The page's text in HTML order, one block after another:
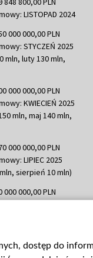
LISTOPAD 2024
000 000,00 PLN
STYCZEŃ 2025
mln, luty 130 mln,
000 000,00 PLN
KWIECIEŃ 2025
mln, maj 140 mln,
000 000,00 PLN
LIPIEC 2025
sierpień 10 mln)
000,00 PLN
WRZESIEŃ 2025
dostęp do